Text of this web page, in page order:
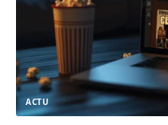
ACTU